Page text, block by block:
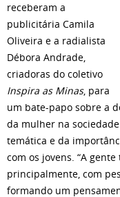
receberam a
publicitária Camila
Oliveira e a radialista
Débora Andrade,
criadoras do coletivo
Inspira as Minas, para
um bate-papo sobre a
da mulher na
temática e da
com os jovens. “A
principalmente, com
formando um